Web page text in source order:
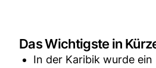
Das Wichtigste in
In der Karibik wurde ein